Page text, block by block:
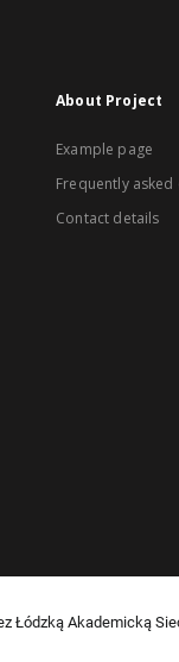
About Project
Example page
Frequently
Contact details
Łódzką Akademicką